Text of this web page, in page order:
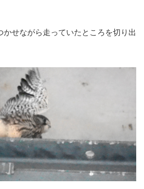
かせながら走っていたところを切り出